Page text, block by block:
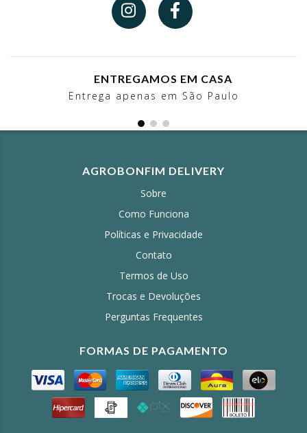
ENTREGAMOS EM CASA
Entrega apenas em São Paulo
AGROBONFIM DELIVERY
Sobre
Como Funciona
Políticas e Privacidade
Contato
Termos de Uso
Trocas e Devoluções
Perguntas Frequentes
FORMAS DE PAGAMENTO